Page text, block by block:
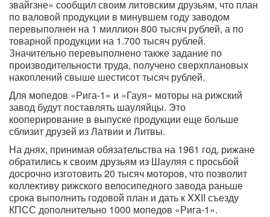
звайгзне» сообщил своим литовским друзьям, что план
по валовой продукции в минувшем году заводом
перевыполнен на 1 миллион 800 тысяч рублей, а по
товарной продукции на 1.700 тысяч рублей.
Значительно перевыполнено также задание по
производительности труда, получено сверхплановых
накоплений свыше шестисот тысяч рублей.
Для мопедов «Рига-1» и «Гауя» моторы на рижский
завод будут поставлять шауляйцы. Это
кооперирование в выпуске продукции еще больше
сблизит друзей из Латвии и Литвы.
На днях, принимая обязательства на 1961 год, рижане
обратились к своим друзьям из Шауляя с просьбой
досрочно изготовить 20 тысяч моторов, что позволит
коллективу рижского велосипедного завода раньше
срока выполнить годовой план и дать к XXII съезду
КПСС дополнительно 1000 мопедов «Рига-1».